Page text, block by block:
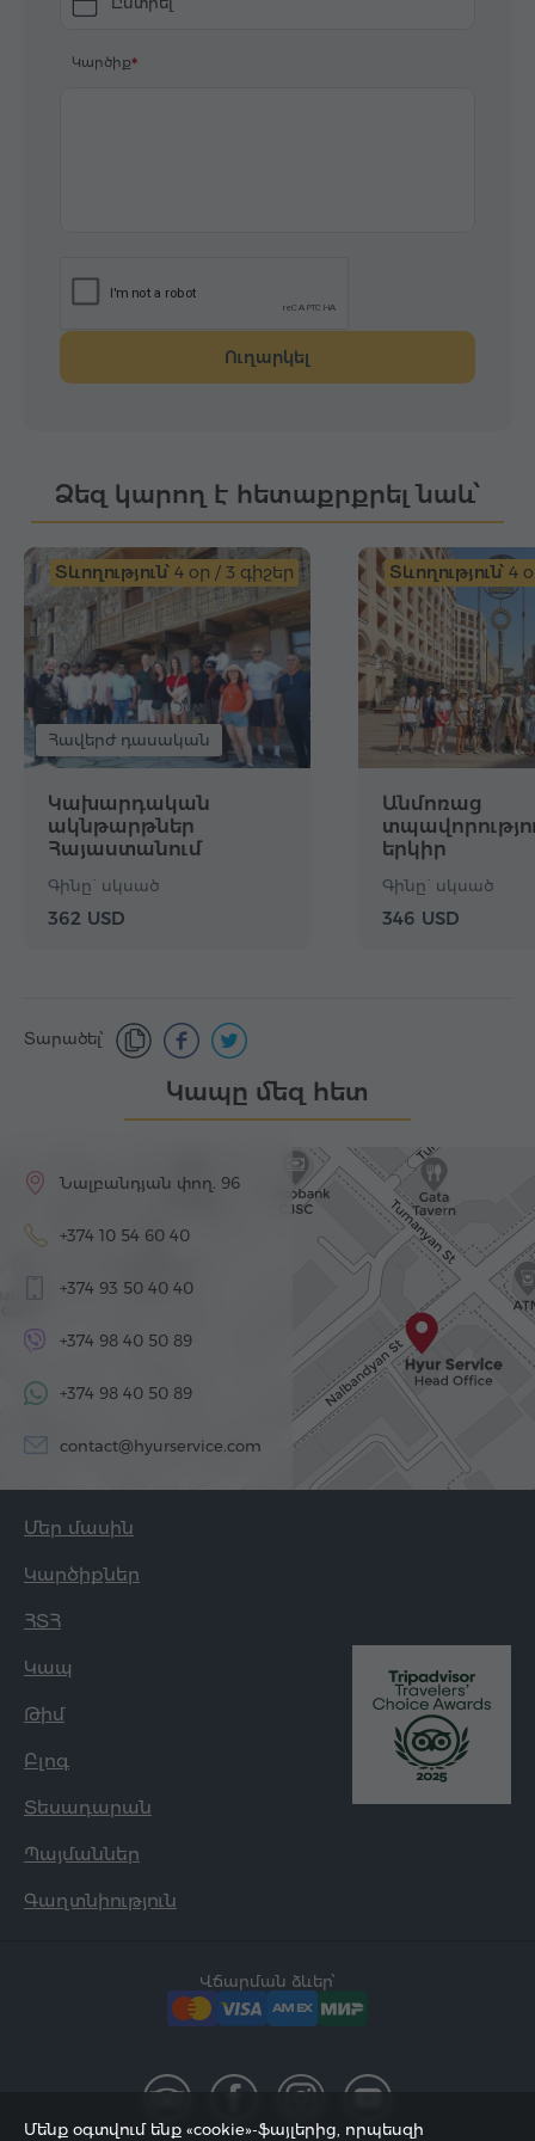
Կարծիք
Ուղարկել
Ձեզ կարող է հետաքրքրել նաև՝
Տևողություն՝ 4 օր / 3 գիշեր
Հավերժ դասական
Կախարդական
ակնթարթներ
Հայաստանում
Գինը` սկսած
362 USD
Տևողություն՝ 4
Անմոռաց
երկիր
Գինը` սկսած
346 USD
Տարածել՝
Կապը մեզ հետ
Նալբանդյան փող. 96
+374 10 54 60 40
+374 93 50 40 40
+374 98 40 50 89
+374 98 40 50 89
contact@hyurservice.com
Մեր մասին
Կարծիքներ
ՀՏՀ
Կապ
Թիմ
Բլոգ
Տեսադարան
Պայմաններ
Գաղտնիություն
Վճարման ձևեր՝
Մենք օգտվում ենք «cookie»-ֆայլերից, որպեսզի